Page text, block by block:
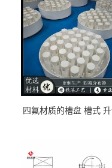
四氟材质的槽盘 槽式